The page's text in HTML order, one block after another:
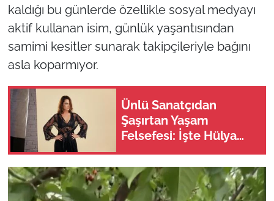
kaldığı bu günlerde özellikle sosyal medyayı
aktif kullanan isim, günlük yaşantısından
samimi kesitler sunarak takipçileriyle bağını
asla koparmıyor.
Ünlü Sanatçıdan
Şaşırtan Yaşam
Felsefesi: İşte Hülya
Çizgileri